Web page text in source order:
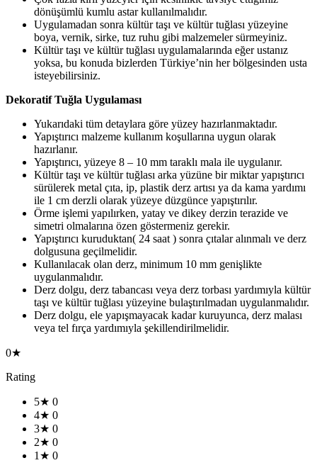
dönüşümlü kumlu astar kullanılmalıdır.
Uygulamadan sonra kültür taşı ve kültür tuğlası yüzeyine
boya, vernik, sirke, tuz ruhu gibi malzemeler sürmeyiniz.
Kültür taşı ve kültür tuğlası uygulamalarında eğer ustanız
yoksa, bu konuda bizlerden Türkiye’nin her bölgesinden usta
isteyebilirsiniz.
Dekoratif Tuğla Uygulaması
Yukarıdaki tüm detaylara göre yüzey hazırlanmaktadır.
Yapıştırıcı malzeme kullanım koşullarına uygun olarak
hazırlanır.
Yapıştırıcı, yüzeye 8 – 10 mm taraklı mala ile uygulanır.
Kültür taşı ve kültür tuğlası arka yüzüne bir miktar yapıştırıcı
sürülerek metal çıta, ip, plastik derz artısı ya da kama yardımı
ile 1 cm derzli olarak yüzeye düzgünce yapıştırılır.
Örme işlemi yapılırken, yatay ve dikey derzin terazide ve
simetri olmalarına özen göstermeniz gerekir.
Yapıştırıcı kuruduktan( 24 saat ) sonra çıtalar alınmalı ve derz
dolgusuna geçilmelidir.
Kullanılacak olan derz, minimum 10 mm genişlikte
uygulanmalıdır.
Derz dolgu, derz tabancası veya derz torbası yardımıyla kültür
taşı ve kültür tuğlası yüzeyine bulaştırılmadan uygulanmalıdır.
Derz dolgu, ele yapışmayacak kadar kuruyunca, derz malası
veya tel fırça yardımıyla şekillendirilmelidir.
0★
Rating
5★ 0
4★ 0
3★ 0
2★ 0
1★ 0